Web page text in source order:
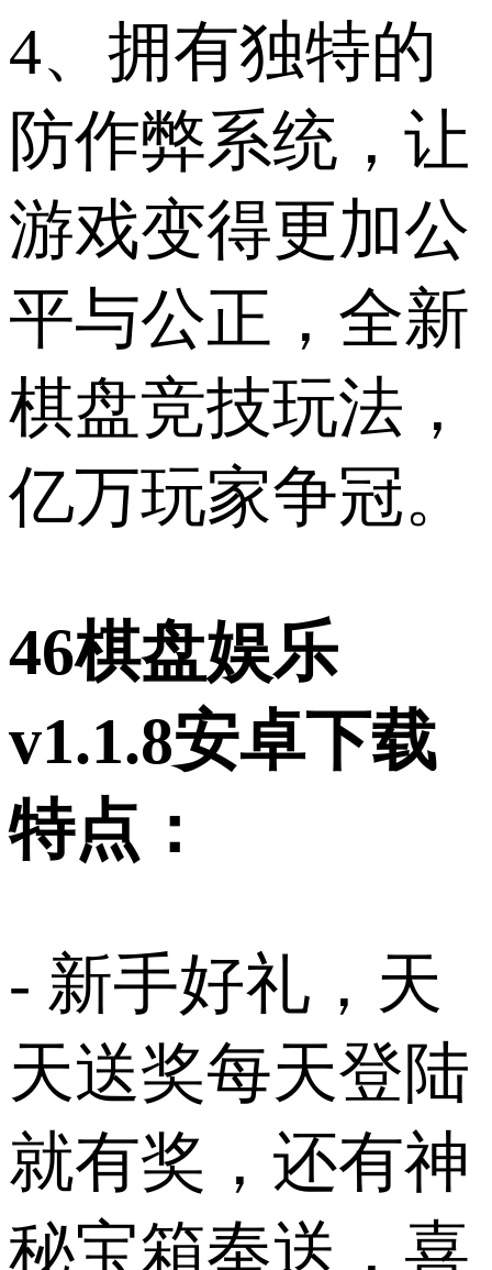
4、拥有独特的
防作弊系统，让
游戏变得更加公
平与公正，全新
棋盘竞技玩法，
亿万玩家争冠。
46棋盘娱乐
v1.1.8安卓下载
特点：
- 新手好礼，天
天送奖每天登陆
就有奖，还有神
秘宝箱奉送，喜